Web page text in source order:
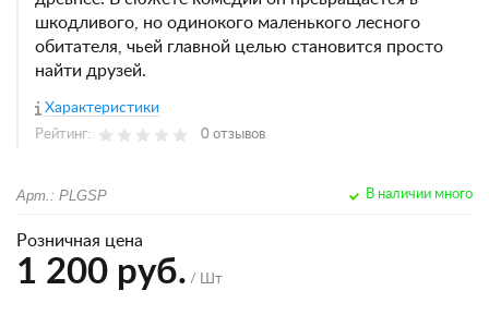
шкодливого, но одинокого маленького лесного
обитателя, чьей главной целью становится просто
найти друзей.
Характеристики
Рейтинг: 0 отзывов
Арт.: PLGSP В наличии много
Розничная цена
1 200 руб. / Шт